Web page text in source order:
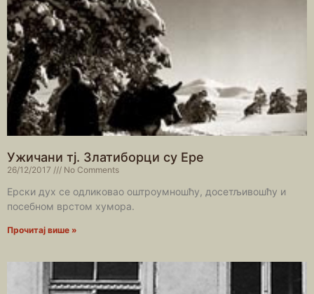
Ужичани тј. Златиборци су Ере
26/12/2017 No Comments
Ерски дух се одликовао оштроумношћу, досетљивошћу и
посебном врстом хумора.
Прочитај више »